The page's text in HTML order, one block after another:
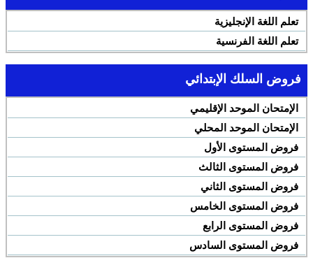
تعلم اللغة الإنجليزية
تعلم اللغة الفرنسية
فروض السلك الإبتدائي
الإمتحان الموحد الإقليمي
الإمتحان الموحد المحلي
فروض المستوى الأول
فروض المستوى الثالث
فروض المستوى الثاني
فروض المستوى الخامس
فروض المستوى الرابع
فروض المستوى السادس